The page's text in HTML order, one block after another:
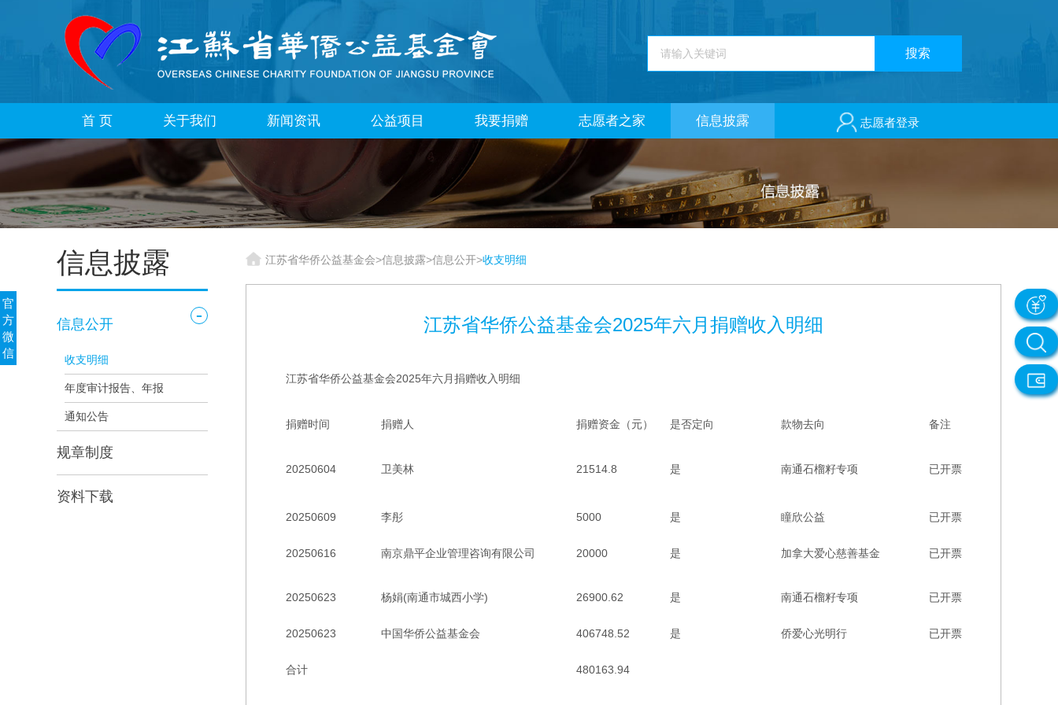
首 页 关于我们 新闻资讯 公益项目 我要捐赠 志愿者之家 信息披露 志愿者登录
信息披露
信息公开
-
收支明细
年度审计报告、年报
通知公告
规章制度
资料下载
江苏省华侨公益基金会>信息披露>信息公开>收支明细
江苏省华侨公益基金会2025年六月捐赠收入明细
江苏省华侨公益基金会2025年六月捐赠收入明细
捐赠时间 捐赠人 捐赠资金（元） 是否定向 款物去向 备注
20250604 卫美林 21514.8 是 南通石榴籽专项 已开票
20250609 李彤 5000 是 瞳欣公益 已开票
20250616 南京鼎平企业管理咨询有限公司 20000 是 加拿大爱心慈善基金 已开票
20250623 杨娟(南通市城西小学) 26900.62 是 南通石榴籽专项 已开票
20250623 中国华侨公益基金会 406748.52 是 侨爱心光明行 已开票
合计 480163.94
官
方
微
信